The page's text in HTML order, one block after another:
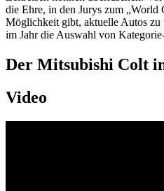
die Ehre, in den Jurys zum
Möglichkeit gibt, aktuelle Autos zu
im Jahr die Auswahl von
Der Mitsubishi Colt
Video